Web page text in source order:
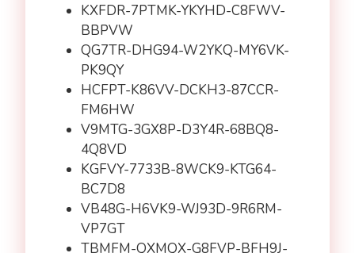
KXFDR-7PTMK-YKYHD-C8FWV-
BBPVW
QG7TR-DHG94-W2YKQ-MY6VK-
PK9QY
HCFPT-K86VV-DCKH3-87CCR-
FM6HW
V9MTG-3GX8P-D3Y4R-68BQ8-
4Q8VD
KGFVY-7733B-8WCK9-KTG64-
BC7D8
VB48G-H6VK9-WJ93D-9R6RM-
VP7GT
TBMFM-QXMQX-G8FVP-BFH9J-